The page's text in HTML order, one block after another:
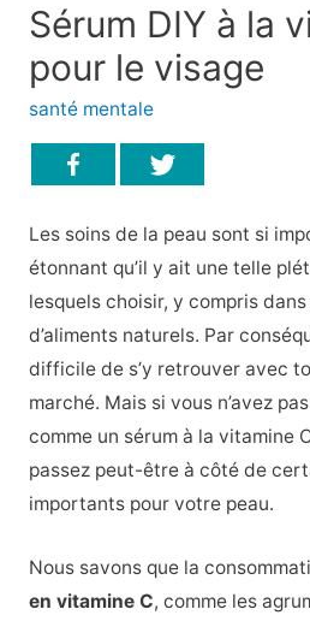
Sérum DIY à la
pour le visage
santé mentale
Les soins de la peau sont si
étonnant qu’il y ait une telle
lesquels choisir, y compris
d’aliments naturels. Par
difficile de s’y retrouver avec
marché. Mais si vous n’avez
comme un sérum à la vitamine
passez peut-être à côté de
importants pour votre peau.
Nous savons que la
en vitamine C, comme les